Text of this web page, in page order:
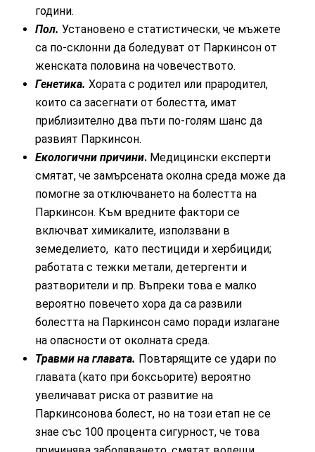
години.
Пол. Установено е статистически, че мъжете
са по-склонни да боледуват от Паркинсон от
женската половина на човечеството.
Генетика. Хората с родител или прародител,
които са засегнати от болестта, имат
приблизително два пъти по-голям шанс да
развият Паркинсон.
Екологични причини. Медицински експерти
смятат, че замърсената околна среда може да
помогне за отключването на болестта на
Паркинсон. Към вредните фактори се
включват химикалите, използвани в
земеделието, като пестициди и хербициди;
работата с тежки метали, детергенти и
разтворители и пр. Въпреки това е малко
вероятно повечето хора да са развили
болестта на Паркинсон само поради излагане
на опасности от околната среда.
Травми на главата. Повтарящите се удари по
главата (като при боксьорите) вероятно
увеличават риска от развитие на
Паркинсонова болест, но на този етап не се
знае със 100 процента сигурност, че това